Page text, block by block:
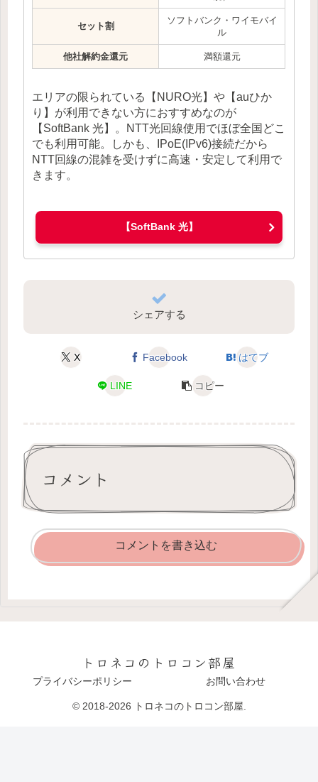
セット割
ソフトバンク・ワイモバイ
ル
他社解約金還元 満額還元
エリアの限られている【NURO光】や【auひか
り】が利用できない方におすすめなのが
【SoftBank 光】。NTT光回線使用でほぼ全国どこ
でも利用可能。しかも、IPoE(IPv6)接続だから
NTT回線の混雑を受けずに高速・安定して利用で
きます。
【SoftBank 光】
シェアする
X Facebook はてブ
LINE コピー
コメント
コメントを書き込む
トロネコのトロコン部屋
プライバシーポリシー お問い合わせ
© 2018-2026 トロネコのトロコン部屋.